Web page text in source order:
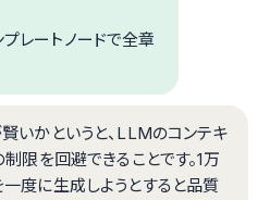
レートノードで全章
いかというと、LLMのコンテキ
制限を回避できることです。1万
度に生成しようとすると品質